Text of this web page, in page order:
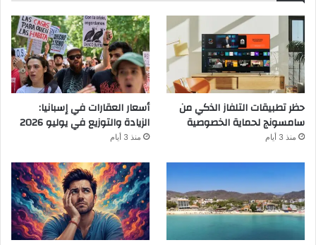
حظر تطبيقات التلفاز الذكي من
سامسونج لحماية الخصوصية
منذ 3 أيام
أسعار العقارات في إسبانيا:
الزيادة والتوزيع في يوليو 2026
منذ 3 أيام